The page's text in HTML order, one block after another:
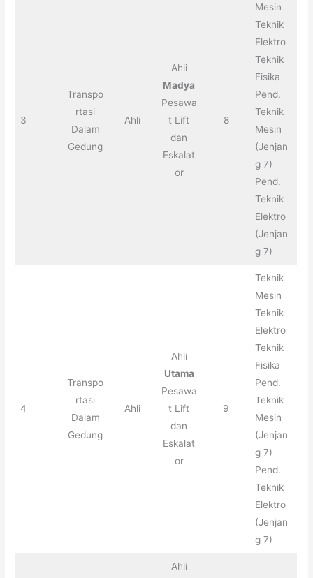
3
Transpo
rtasi
Dalam
Gedung
Ahli
Ahli
Madya
Pesawa
t Lift
dan
Eskalat
or
8
Mesin
Teknik
Elektro
Teknik
Fisika
Pend.
Teknik
Mesin
(Jenjan
g 7)
Pend.
Teknik
Elektro
(Jenjan
g 7)
4
Transpo
rtasi
Dalam
Gedung
Ahli
Ahli
Utama
Pesawa
t Lift
dan
Eskalat
or
9
Teknik
Mesin
Teknik
Elektro
Teknik
Fisika
Pend.
Teknik
Mesin
(Jenjan
g 7)
Pend.
Teknik
Elektro
(Jenjan
g 7)
Ahli